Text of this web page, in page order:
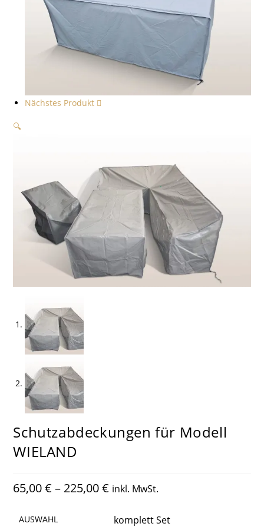
Nächstes Produkt
🔍
Schutzabdeckungen für Modell
WIELAND
65,00€ – 225,00€ inkl. MwSt.
AUSWAHL
komplett Set